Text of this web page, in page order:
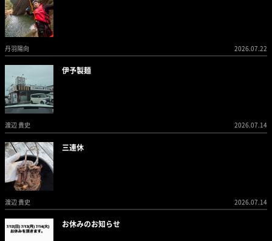
丹羽陽向 2026.07.22
伊予製麺
渡辺 貴史 2026.07.14
三連休
渡辺 貴史 2026.07.14
お休みのお知らせ